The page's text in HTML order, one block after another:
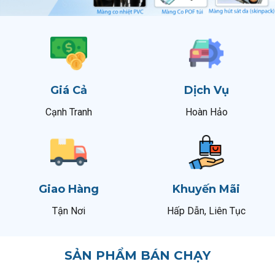
Giá Cả
Cạnh Tranh
Dịch Vụ
Hoàn Hảo
Giao Hàng
Tận Nơi
Khuyến Mãi
Hấp Dẫn, Liên Tục
SẢN PHẨM BÁN CHẠY